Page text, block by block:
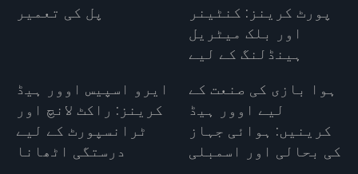
پل کی تعمیر
پورٹ کرینز: کنٹینر
اور بلک میٹریل
ہینڈلنگ کے لیے
ایرو اسپیس اوور ہیڈ
کرینز: راکٹ لانچ اور
ٹرانسپورٹ کے لیے
درستگی اٹھانا
ہوا بازی کی صنعت کے
لیے اوور ہیڈ
کرینیں: ہوائی جہاز
کی بحالی اور اسمبلی